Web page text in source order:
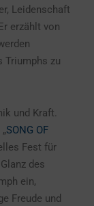
Leidenschaft
erzählt von
Triumphs zu
und Kraft.
SONG OF
Fest für
des
ein,
Freude und